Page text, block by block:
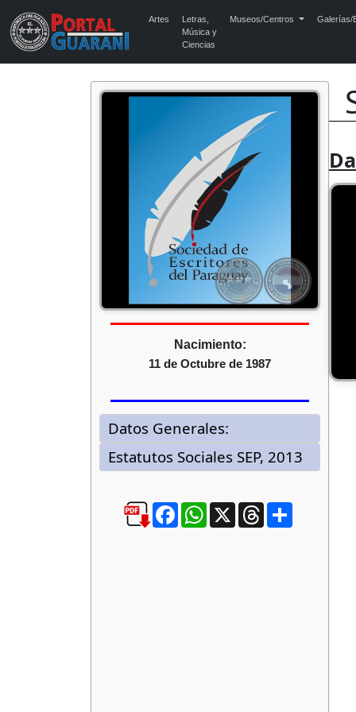
Artes
Letras,
Música y
Ciencias
Museos/Centros Galerías/
Nacimiento:
11 de Octubre de 1987
FacebookWhatsApp
X ThreadsCompartir